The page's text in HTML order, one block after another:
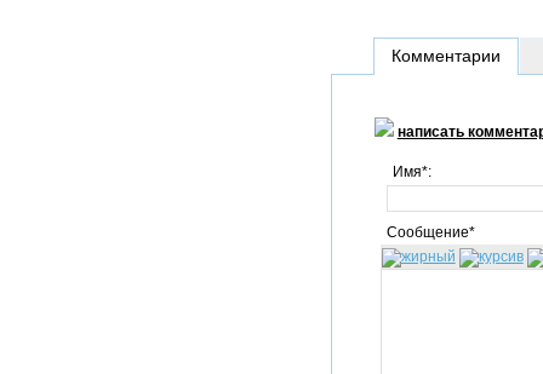
Комментарии
написать
Имя*:
Сообщение*